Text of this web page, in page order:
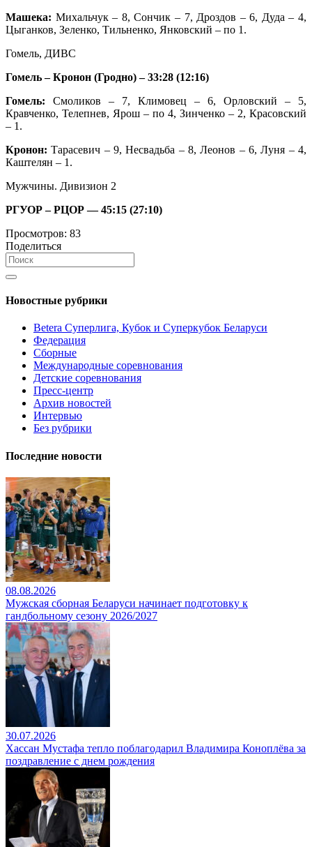
Машека: Михальчук – 8, Сончик – 7, Дроздов – 6, Дуда – 4,
Цыганков, Зеленко, Тильненко, Янковский – по 1.
Гомель, ДИВС
Гомель – Кронон (Гродно) – 33:28 (12:16)
Гомель: Смоликов – 7, Климовец – 6, Орловский – 5,
Кравченко, Телепнев, Ярош – по 4, Зинченко – 2, Красовский
– 1.
Кронон:Тарасевич – 9, Несвадьба – 8, Леонов – 6, Луня – 4,
Каштелян – 1.
Мужчины. Дивизион 2
РГУОР – РЦОР — 45:15 (27:10)
Просмотров: 83
Поделиться
Новостные рубрики
Betera Суперлига, Кубок и Суперкубок Беларуси
Федерация
Сборные
Международные соревнования
Детские соревнования
Пресс-центр
Архив новостей
Интервью
Без рубрики
Последние новости
08.08.2026
Мужская сборная Беларуси начинает подготовку к
гандбольному сезону 2026/2027
30.07.2026
Хассан Мустафа тепло поблагодарил Владимира Коноплёва за
поздравление с днем рождения